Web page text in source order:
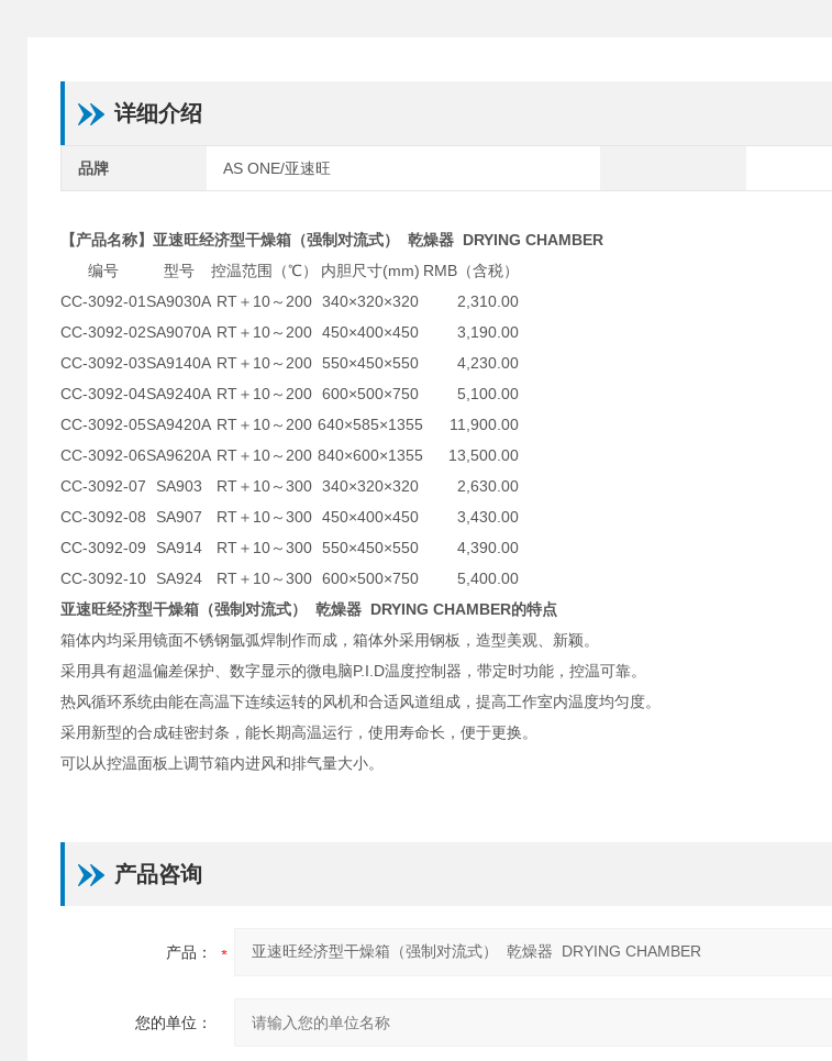
详细介绍
品牌 AS ONE/亚速旺
【产品名称】亚速旺经济型干燥箱（强制对流式） 乾燥器 DRYING CHAMBER
编号
型号 控温范围（℃） 内胆尺寸(mm) RMB（含税）
CC-3092-01 SA9030A RT＋10～200 340×320×320
2,310.00
CC-3092-02SA9070A RT＋10～200 450×400×450
3,190.00
CC-3092-03SA9140A RT＋10～200 550×450×550
4,230.00
CC-3092-04SA9240A RT＋10～200 600×500×750
5,100.00
CC-3092-05SA9420A RT＋10～200 640×585×1355
11,900.00
CC-3092-06SA9620A RT＋10～200 840×600×1355
13,500.00
CC-3092-07
SA903 RT＋10～300 340×320×320
2,630.00
CC-3092-08
SA907 RT＋10～300 450×400×450
3,430.00
CC-3092-09
SA914 RT＋10～300 550×450×550
4,390.00
CC-3092-10
SA924 RT＋10～300 600×500×750
5,400.00
亚速旺经济型干燥箱（强制对流式） 乾燥器 DRYING CHAMBER的特点
箱体内均采用镜面不锈钢氩弧焊制作而成，箱体外采用钢板，造型美观、新颖。
采用具有超温偏差保护、数字显示的微电脑P.I.D温度控制器，带定时功能，控温可靠。
热风循环系统由能在高温下连续运转的风机和合适风道组成，提高工作室内温度均匀度。
采用新型的合成硅密封条，能长期高温运行，使用寿命长，便于更换。
可以从控温面板上调节箱内进风和排气量大小。
产品咨询
产品：
您的单位：